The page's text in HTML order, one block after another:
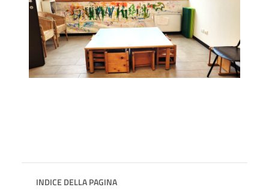
INDICE DELLA PAGINA